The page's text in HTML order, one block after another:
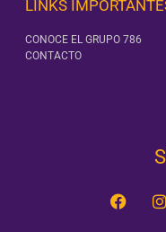
LINKS
CONOCE EL GRUPO 786
CONTACTO